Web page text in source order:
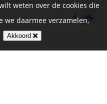
€ 20,00
weten over de cookies die
we daarmee verzamelen,
Akkoord